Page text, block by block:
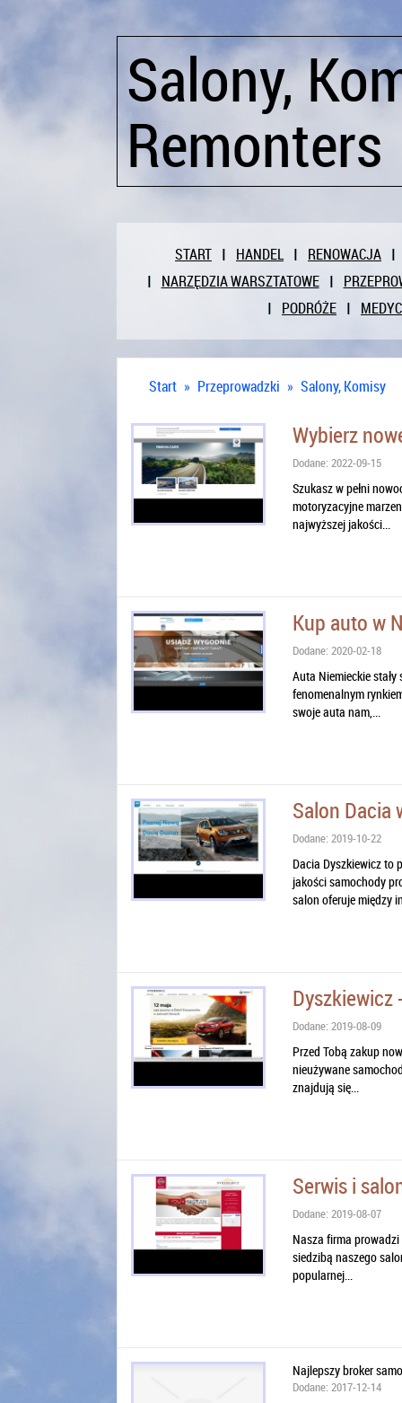
Salony,
Remonters
START HANDEL
RENOWACJA
NARZĘDZIA WARSZTATOWE
PODRÓŻE
Start » Przeprowadzki » Salony, Komisy
Wybierz
Dodane: 2022-09-15
Szukasz w pełni
motoryzacyjne
najwyższej jakości...
Kup auto w
Dodane: 2020-02-18
Auta Niemieckie
fenomenalnym
swoje auta nam,...
Salon Dacia
Dodane: 2019-10-22
Dacia Dyszkiewicz to
jakości samochody
salon oferuje między
Dyszkiewicz
Dodane: 2019-08-09
Przed Tobą zakup
nieużywane
znajdują się...
Serwis i
Dodane: 2019-08-07
Nasza firma
siedzibą naszego
popularnej...
Najlepszy broker
Dodane: 2017-12-14